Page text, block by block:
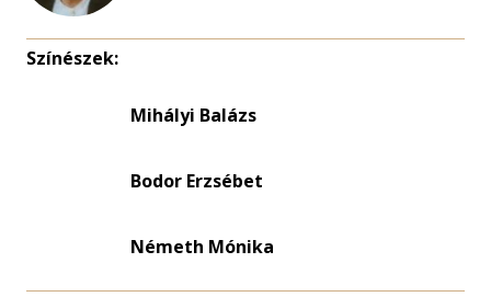
Színészek:
Mihályi Balázs
Bodor Erzsébet
Németh Mónika